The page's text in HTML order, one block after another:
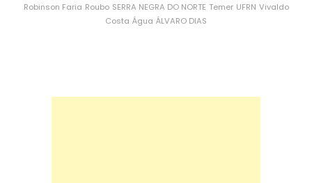
Robinson Faria Roubo SERRA NEGRA DO NORTE Temer UFRN Vivaldo
Costa Água ÁLVARO DIAS